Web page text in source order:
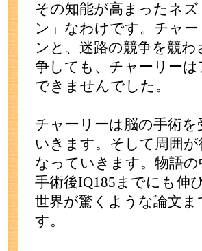
その知能が高まったネ
ン」なわけです。チャ
ンと、迷路の競争を競
争しても、チャーリー
できませんでした。
チャーリーは脳の手術
いきます。そして周囲
なっていきます。物語
手術後IQ185までにも伸
世界が驚くような論文
す。